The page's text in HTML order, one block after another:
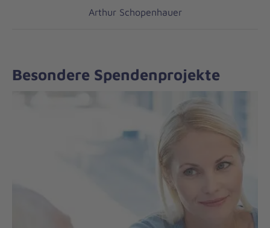
Arthur Schopenhauer
Besondere Spendenprojekte